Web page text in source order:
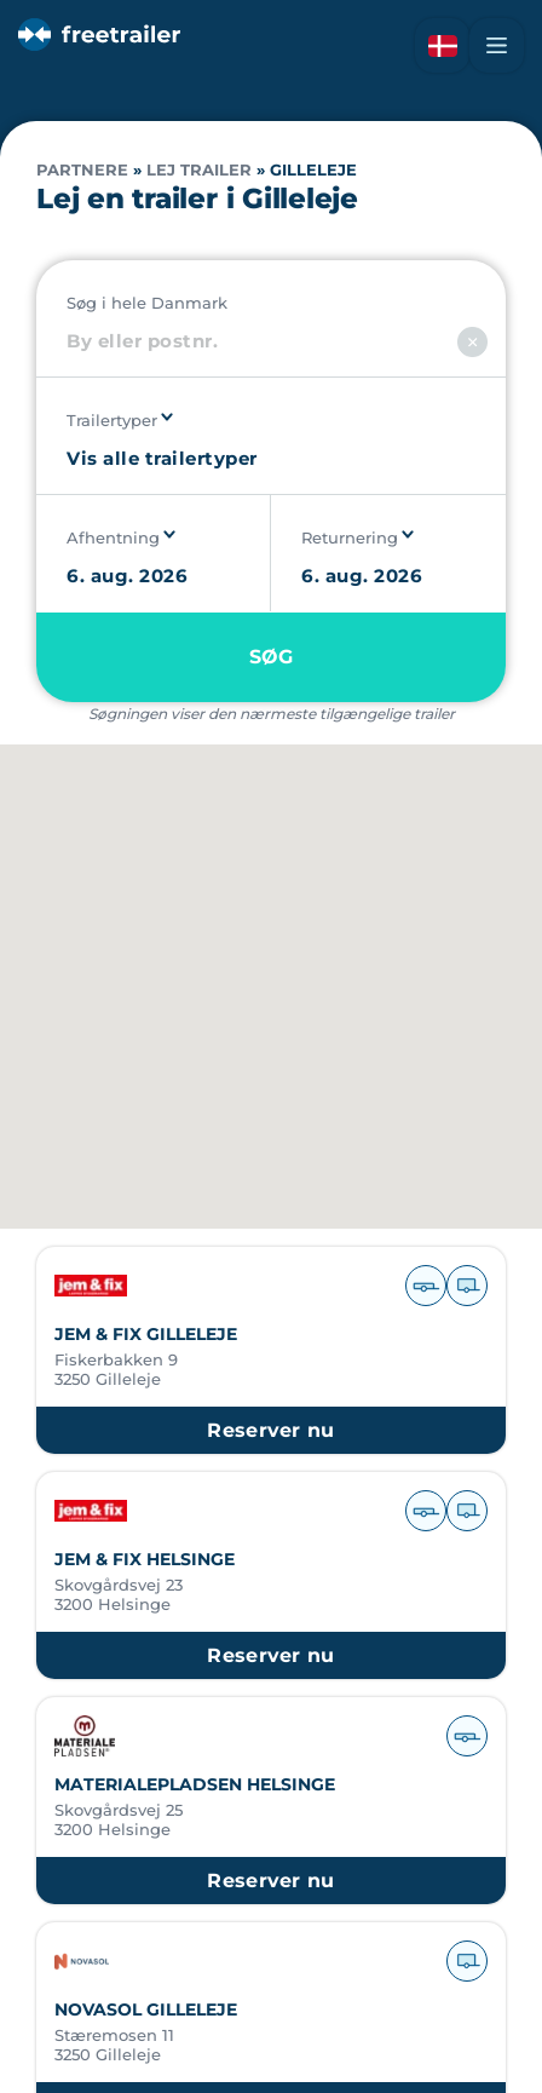
PARTNERE » LEJ TRAILER » GILLELEJE
Lej en trailer i Gilleleje
Søg i hele Danmark
Trailertyper
Afhentning Returnering
SØG
Søgningen viser den nærmeste tilgængelige trailer
JEM & FIX GILLELEJE
Fiskerbakken 9
3250 Gilleleje
Reserver nu
JEM & FIX HELSINGE
Skovgårdsvej 23
3200 Helsinge
Reserver nu
MATERIALEPLADSEN HELSINGE
Skovgårdsvej 25
3200 Helsinge
Reserver nu
NOVASOL GILLELEJE
Stæremosen 11
3250 Gilleleje